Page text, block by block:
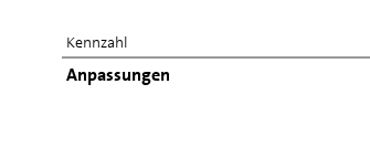
Kennzahl
Anpassungen